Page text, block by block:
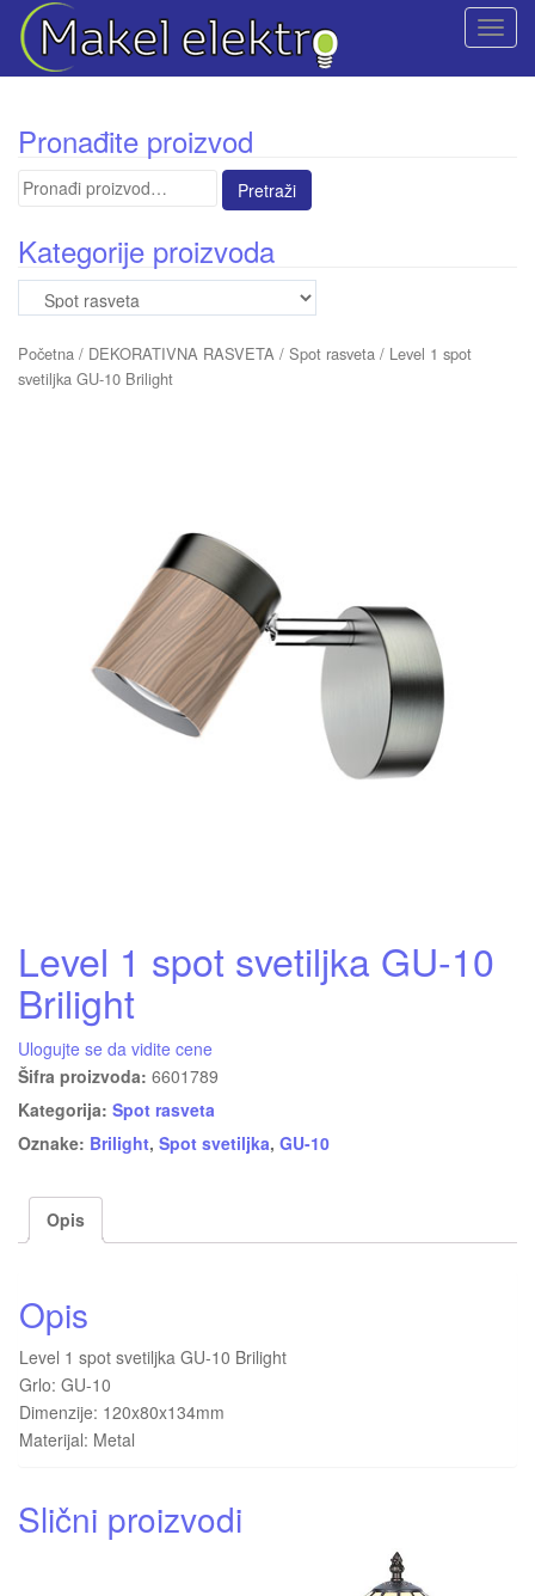
T
Pronađite proizvod
Pretraga
Kategorije proizvoda
Početna / DEKORATIVNA RASVETA / Spot rasveta / Level 1 spot
svetiljka GU-10 Brilight
Level 1 spot svetiljka GU-10
Brilight
Ulogujte se da vidite cene
Šifra proizvoda: 6601789
Kategorija: Spot rasveta
Oznake: Brilight, Spot svetiljka, GU-10
Opis
Opis
Level 1 spot svetiljka GU-10 Brilight
Grlo: GU-10
Dimenzije: 120x80x134mm
Materijal: Metal
Slični proizvodi